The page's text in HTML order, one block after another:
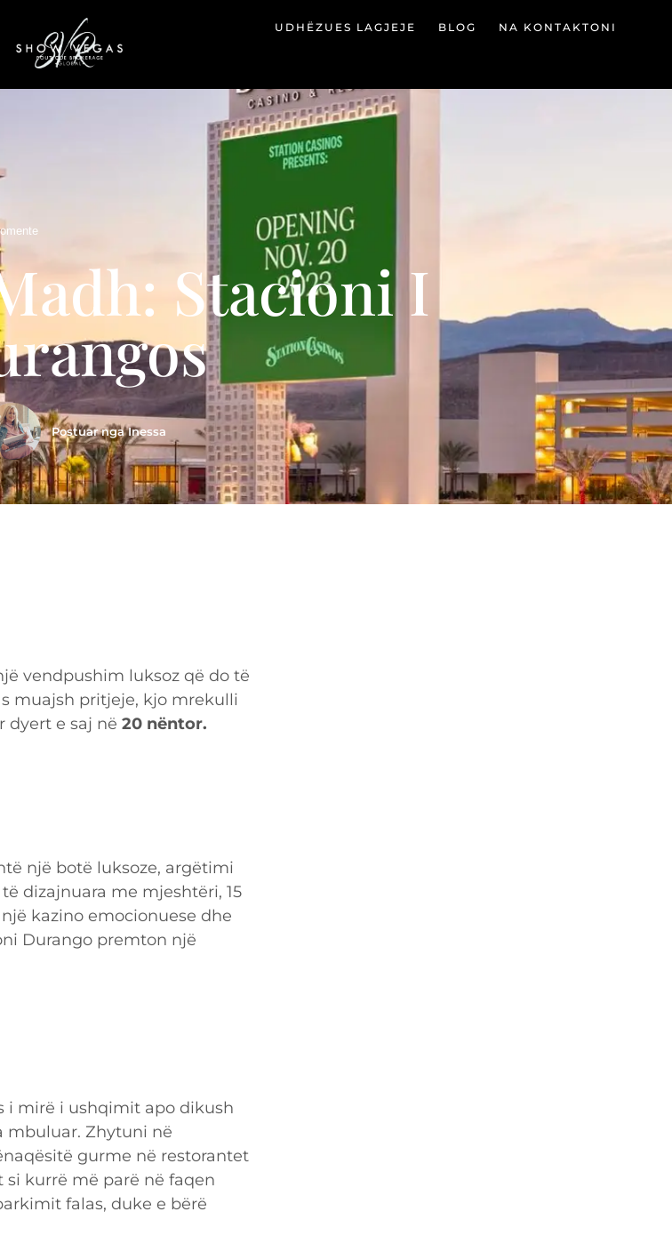
UDHËZUES LAGJEJE BLOG NA KONTAKTONI
Stacioni I
Postuar ngaInessa
vendpushim luksoz që do të
muajsh pritjeje, kjo mrekulli
dyert e saj në 20 nëntor.
një botë luksoze, argëtimi
dizajnuara me mjeshtëri, 15
kazino emocionuese dhe
Durango premton një
i mirë i ushqimit apo dikush
mbuluar. Zhytuni në
gurme në restorantet
kurrë më parë në faqen
falas, duke e bërë